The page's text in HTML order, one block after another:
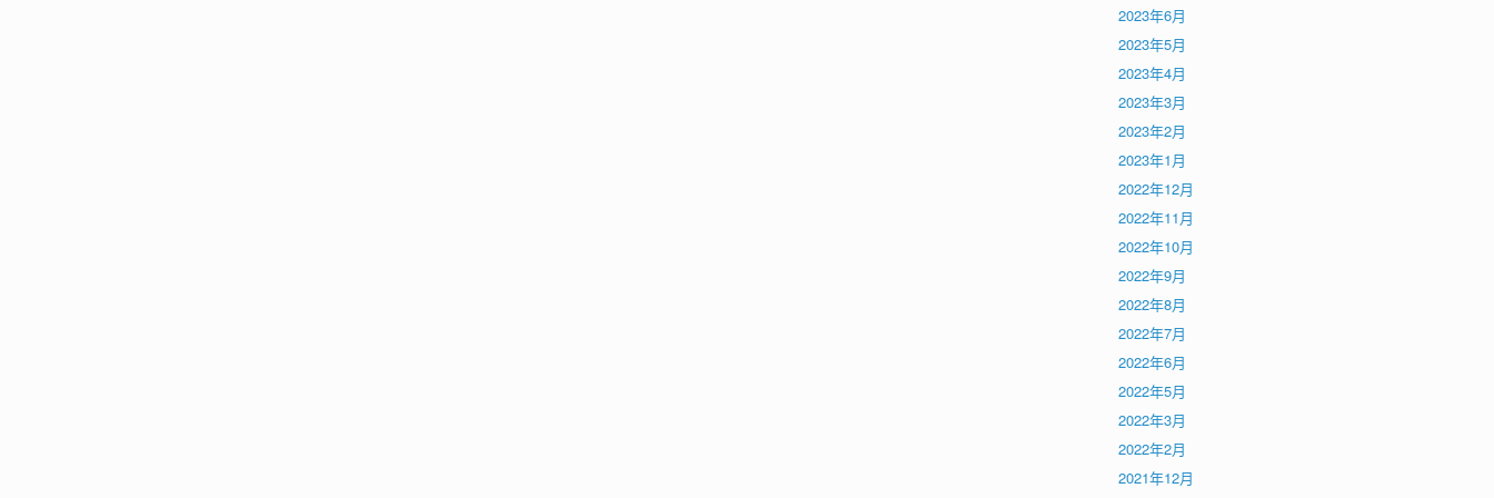
2023年6月
2023年5月
2023年4月
2023年3月
2023年2月
2023年1月
2022年12月
2022年11月
2022年10月
2022年9月
2022年8月
2022年7月
2022年6月
2022年5月
2022年3月
2022年2月
2021年12月